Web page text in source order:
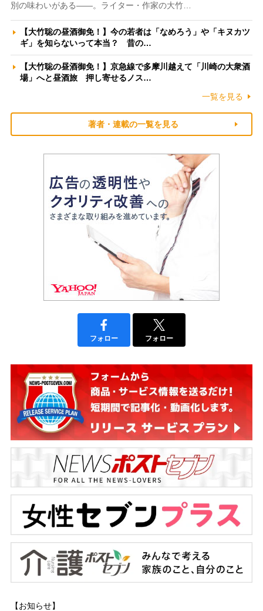
別の味わいがある――。ライター・作家の大竹…
【大竹聡の昼酒御免！】今の若者は「なめろう」や「キヌカツ
ギ」を知らないって本当？ 昔の…
【大竹聡の昼酒御免！】京急線で多摩川越えて「川崎の大衆酒
場」へと昼酒旅 押し寄せるノス…
一覧を見る
著者・連載の一覧を見る
フォロー フォロー
【お知らせ】